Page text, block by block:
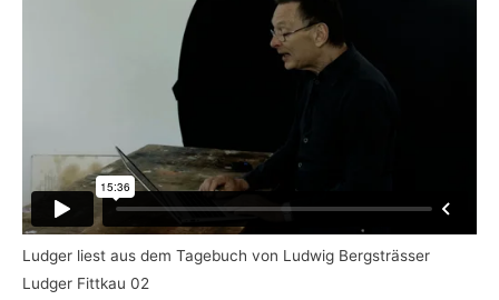
Ludger liest aus dem Tagebuch von Ludwig Bergsträsser
Ludger Fittkau 02